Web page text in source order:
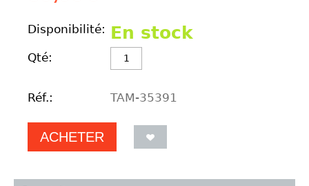
Disponibilité: En stock
Qté:
Réf.: TAM-35391
ACHETER